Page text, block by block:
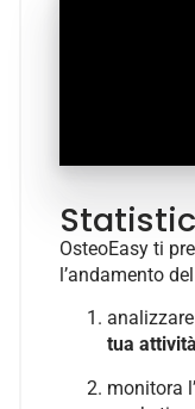
OsteoEasy ti
l’andamento
tua attività
monitora